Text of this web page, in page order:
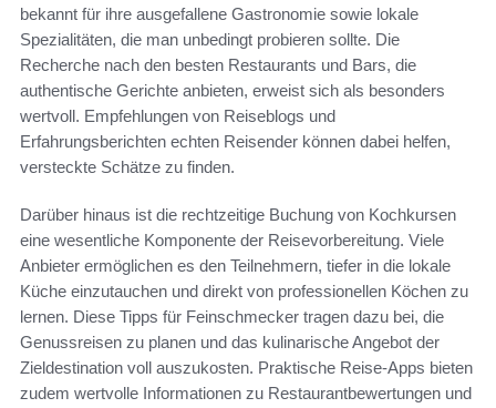
bekannt für ihre ausgefallene Gastronomie sowie lokale
Spezialitäten, die man unbedingt probieren sollte. Die
Recherche nach den besten Restaurants und Bars, die
authentische Gerichte anbieten, erweist sich als besonders
wertvoll. Empfehlungen von Reiseblogs und
Erfahrungsberichten echten Reisender können dabei helfen,
versteckte Schätze zu finden.
Darüber hinaus ist die rechtzeitige Buchung von Kochkursen
eine wesentliche Komponente der Reisevorbereitung. Viele
Anbieter ermöglichen es den Teilnehmern, tiefer in die lokale
Küche einzutauchen und direkt von professionellen Köchen zu
lernen. Diese Tipps für Feinschmecker tragen dazu bei, die
Genussreisen zu planen und das kulinarische Angebot der
Zieldestination voll auszukosten. Praktische Reise-Apps bieten
zudem wertvolle Informationen zu Restaurantbewertungen und